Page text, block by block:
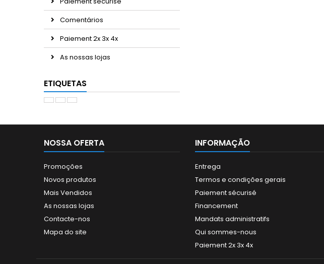
Comentários
Paiement 2x 3x 4x
As nossas lojas
ETIQUETAS
NOSSA OFERTA
Promoções
Novos produtos
Mais Vendidos
As nossas lojas
Contacte-nos
Mapa do site
INFORMAÇÃO
Entrega
Termos e condições gerais
Paiement sécurisé
Financement
Mandats administratifs
Qui sommes-nous
Paiement 2x 3x 4x